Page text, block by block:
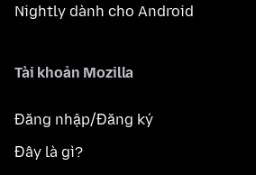
Nightly dành cho Android
Tài khoản Mozilla
Đăng nhập/Đăng ký
Đây là gì?